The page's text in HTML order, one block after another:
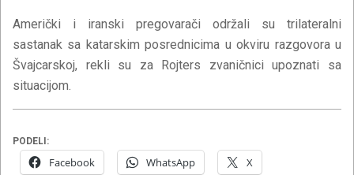
Američki i iranski pregovarači održali su trilateralni
sastanak sa katarskim posrednicima u okviru razgovora u
Švajcarskoj, rekli su za Rojters zvaničnici upoznati sa
situacijom.
PODELI:
Facebook WhatsApp X